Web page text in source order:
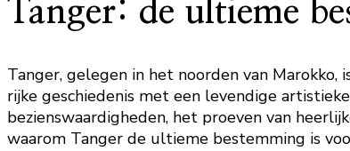
Tanger: de ultieme
Tanger, gelegen in het noorden van
rijke geschiedenis met een levendige
bezienswaardigheden, het proeven van
waarom Tanger de ultieme bestemming is